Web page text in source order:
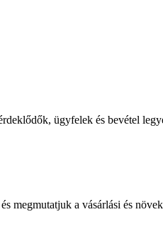
ügyfelek és bevétel
megmutatjuk a vásárlási és